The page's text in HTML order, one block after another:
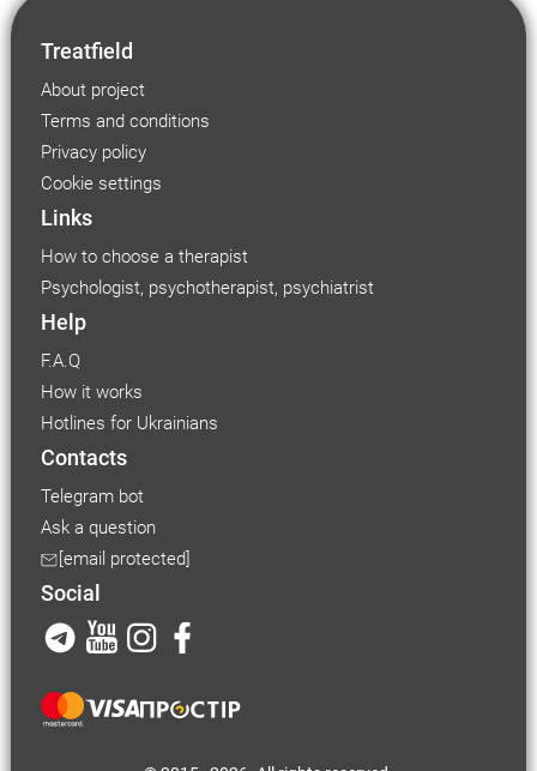
Treatfield
About project
Terms and conditions
Privacy policy
Cookie settings
Links
How to choose a therapist
Psychologist, psychotherapist, psychiatrist
Help
F.A.Q
How it works
Hotlines for Ukrainians
Contacts
Telegram bot
Ask a question
[email protected]
Social